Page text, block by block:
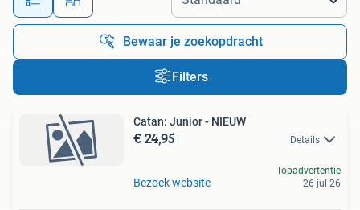
Bewaar je zoekopdracht
Filters
Catan: Junior - NIEUW
€ 24,95 Details
Bezoek website
Topadvertentie
26 jul 26